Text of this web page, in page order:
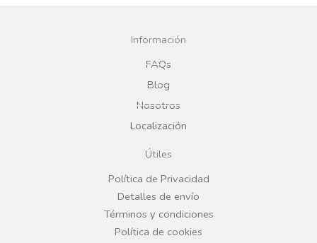
c
e
b
o
o
k
g
r
a
Información
FAQs
Blog
Nosotros
Localización
Útiles
Política de Privacidad
Detalles de envío
Términos y condiciones
Política de cookies